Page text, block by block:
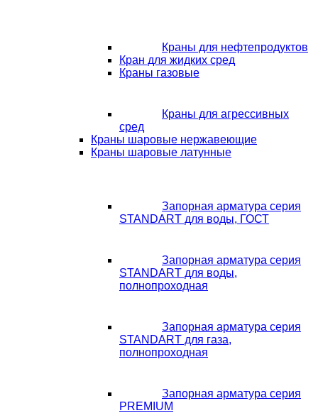
Краны для нефтепродуктов
Кран для жидких сред
Краны газовые
Краны для агрессивных
сред
Краны шаровые нержавеющие
Краны шаровые латунные
Запорная арматура серия
STANDART для воды, ГОСТ
Запорная арматура серия
STANDART для воды,
полнопроходная
Запорная арматура серия
STANDART для газа,
полнопроходная
Запорная арматура серия
PREMIUM